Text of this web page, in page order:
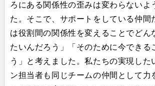
ろにある関係性の歪みは変わらないよ
た。そこで、サポートをしている仲間
は役割間の関係性を変えることでどん
たいんだろう」「そのために今できる
う」と考えました。私たちの実現した
ン担当者も同じチームの仲間として力